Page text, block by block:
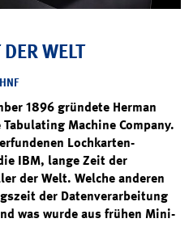
WELT
HNF
1896 gründete Herman
Machine Company.
Lochkarten-
IBM, lange Zeit der
der Welt. Welche anderen
der Datenverarbeitung
was wurde aus frühen Mini-